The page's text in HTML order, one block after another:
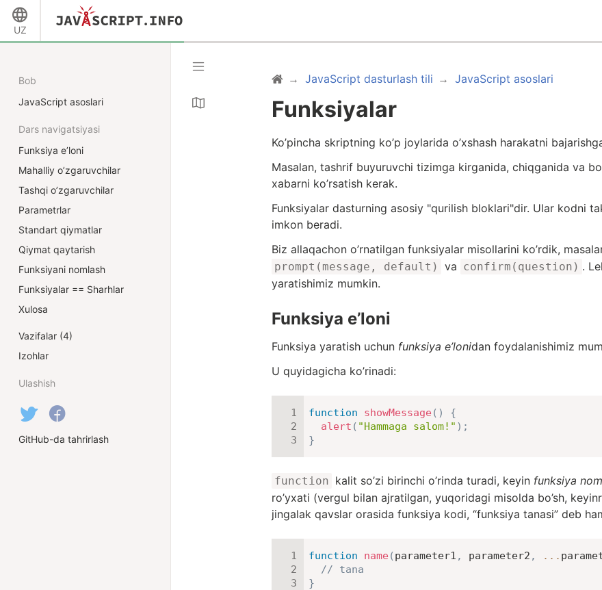
UZ
JavaScript dasturlash tili JavaScript asoslari
Funksiyalar
Ko’pincha skriptning ko’p joylarida o’xshash harakatni
Masalan, tashrif buyuruvchi tizimga kirganida, chiqganida va
xabarni ko’rsatish kerak.
Funksiyalar dasturning asosiy "qurilish bloklari"dir. Ular kodni
imkon beradi.
Biz allaqachon o’rnatilgan funksiyalar misollarini ko’rdik,
prompt(message, default) va confirm(question) .
yaratishimiz mumkin.
Funksiya e’loni
Funksiya yaratish uchun funksiya e’lonidan foydalanishimiz
U quyidagicha ko’rinadi:
function showMessage ( )
{
alert ( "Hammaga salom!" ) ;
}
function kalit so’zi birinchi o’rinda turadi, keyin funksiya
ro’yxati (vergul bilan ajratilgan, yuqoridagi misolda bo’sh,
jingalak qavslar orasida funksiya kodi, “funksiya tanasi” deb
function name (parameter1 , parameter2 , ...
// tana
}
Bob
JavaScript asoslari
Dars navigatsiyasi
Funksiya e’loni
Mahalliy o’zgaruvchilar
Tashqi o’zgaruvchilar
Parametrlar
Standart qiymatlar
Qiymat qaytarish
Funksiyani nomlash
Funksiyalar == Sharhlar
Xulosa
Vazifalar (4)
Izohlar
Ulashish
GitHub-da tahrirlash